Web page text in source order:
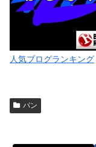
人気ブログランキング
パン